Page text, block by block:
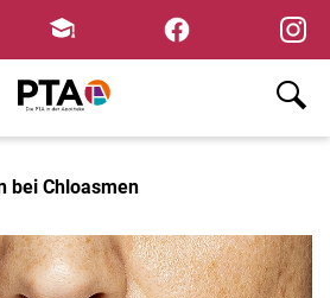
Fortbildungen
Home
bei Chloasmen
×